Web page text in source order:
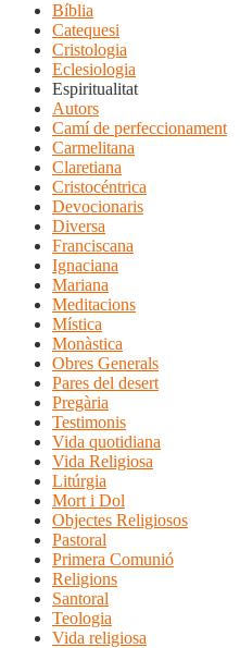
Bíblia
Catequesi
Cristologia
Eclesiologia
Espiritualitat
Autors
Camí de perfeccionament
Carmelitana
Claretiana
Cristocéntrica
Devocionaris
Diversa
Franciscana
Ignaciana
Mariana
Meditacions
Mística
Monàstica
Obres Generals
Pares del desert
Pregària
Testimonis
Vida quotidiana
Vida Religiosa
Litúrgia
Mort i Dol
Objectes Religiosos
Pastoral
Primera Comunió
Religions
Santoral
Teologia
Vida religiosa